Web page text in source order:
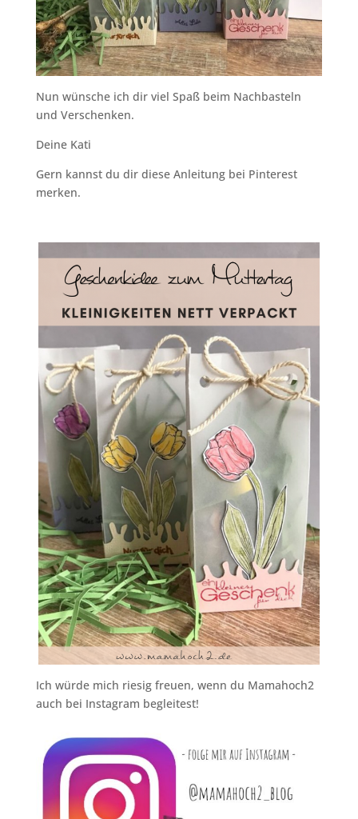
Nun wünsche ich dir viel Spaß beim Nachbasteln
und Verschenken.
Deine Kati
Gern kannst du dir diese Anleitung bei Pinterest
merken.
Ich würde mich riesig freuen, wenn du Mamahoch2
auch bei Instagram begleitest!